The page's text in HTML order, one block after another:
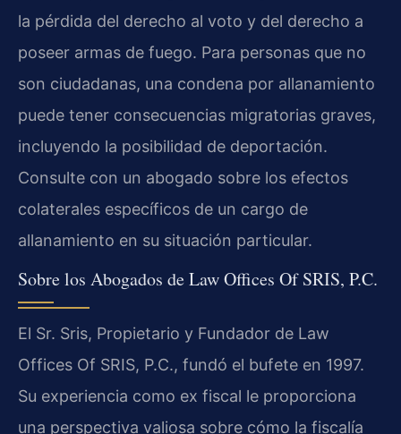
la pérdida del derecho al voto y del derecho a
poseer armas de fuego. Para personas que no
son ciudadanas, una condena por allanamiento
puede tener consecuencias migratorias graves,
incluyendo la posibilidad de deportación.
Consulte con un abogado sobre los efectos
colaterales específicos de un cargo de
allanamiento en su situación particular.
Sobre los Abogados de Law Offices Of SRIS, P.C.
El Sr. Sris, Propietario y Fundador de Law
Offices Of SRIS, P.C., fundó el bufete en 1997.
Su experiencia como ex fiscal le proporciona
una perspectiva valiosa sobre cómo la fiscalía